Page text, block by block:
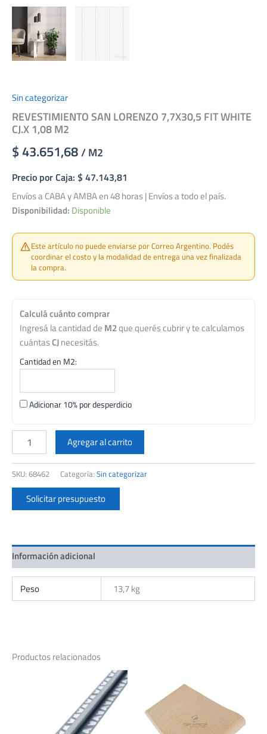
Sin categorizar
REVESTIMIENTO SAN LORENZO 7,7X30,5 FIT WHITE
CJ.X 1,08 M2
$ 43.651,68/ M2
Precio por Caja: $ 47.143,81
Envíos a CABA y AMBA en 48 horas | Envíos a todo el país.
Disponibilidad: Disponible
Este artículo no puede enviarse por Correo Argentino. Podés
coordinar el costo y la modalidad de entrega una vez finalizada
la compra.
Calculá cuánto comprar
Ingresá la cantidad de M2que querés cubrir y te calculamos
cuántasCJnecesitás.
Cantidad en M2:
Adicionar 10% por desperdicio
REVESTIMIENTO
LORENZO
7,7X30,5
FIT
WHITE
1,08
Agregar al carrito
SKU: 68462 Categoría: Sin categorizar
Solicitar presupuesto
Información adicional
Peso 13,7 kg
Productos relacionados